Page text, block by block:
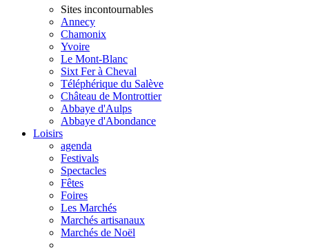
Sites incontournables
Annecy
Chamonix
Yvoire
Le Mont-Blanc
Sixt Fer à Cheval
Téléphérique du Salève
Château de Montrottier
Abbaye d'Aulps
Abbaye d'Abondance
Loisirs
agenda
Festivals
Spectacles
Fêtes
Foires
Les Marchés
Marchés artisanaux
Marchés de Noël